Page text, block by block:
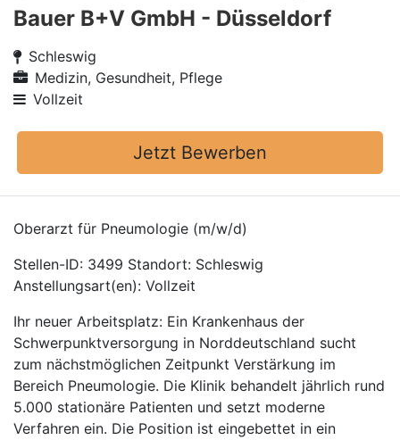
Bauer B+V GmbH - Düsseldorf
Schleswig
Medizin, Gesundheit, Pflege
Vollzeit
Jetzt Bewerben
Oberarzt für Pneumologie (m/w/d)
Stellen-ID: 3499 Standort: Schleswig
Anstellungsart(en): Vollzeit
Ihr neuer Arbeitsplatz: Ein Krankenhaus der
Schwerpunktversorgung in Norddeutschland sucht
zum nächstmöglichen Zeitpunkt Verstärkung im
Bereich Pneumologie. Die Klinik behandelt jährlich rund
5.000 stationäre Patienten und setzt moderne
Verfahren ein. Die Position ist eingebettet in ein